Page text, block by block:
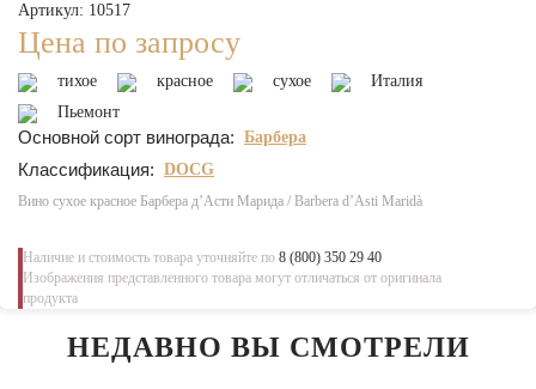
Артикул: 10517
Цена по запросу
тихое красное сухое
Италия
Пьемонт
Основной сорт винограда: Барбера
Классификация: DOCG
Вино сухое красное Барбера д’Асти Марида / Barbera d’Asti Maridà
Наличие и стоимость товара уточняйте по 8 (800) 350 29 40
Изображения представленного товара могут отличаться от оригинала
продукта
НЕДАВНО ВЫ СМОТРЕЛИ